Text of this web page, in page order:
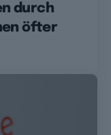
durch
öfter